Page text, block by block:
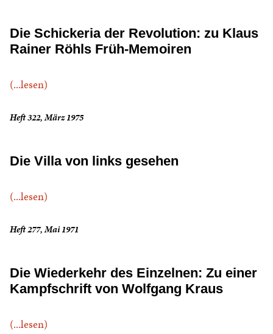
Die Schickeria der Revolution: zu Klaus
Rainer Röhls Früh-Memoiren
(...lesen)
Heft 322, März 1975
Die Villa von links gesehen
(...lesen)
Heft 277, Mai 1971
Die Wiederkehr des Einzelnen: Zu einer
Kampfschrift von Wolfgang Kraus
(...lesen)